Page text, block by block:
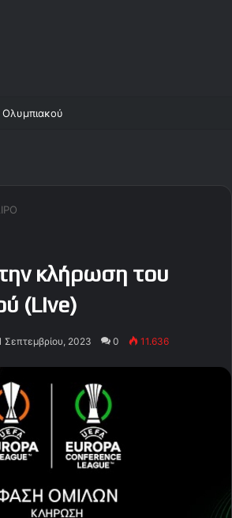
κλήρωση του
(Live)
Σεπτεμβρίου, 2023 0 11.636